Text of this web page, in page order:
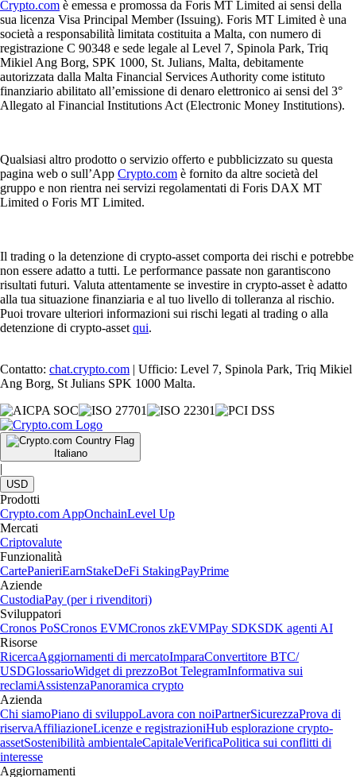
Crypto.com è emessa e promossa da Foris MT Limited ai sensi della
sua licenza Visa Principal Member (Issuing). Foris MT Limited è una
società a responsabilità limitata costituita a Malta, con numero di
registrazione C 90348 e sede legale al Level 7, Spinola Park, Triq
Mikiel Ang Borg, SPK 1000, St. Julians, Malta, debitamente
autorizzata dalla Malta Financial Services Authority come istituto
finanziario abilitato all’emissione di denaro elettronico ai sensi del 3°
Allegato al Financial Institutions Act (Electronic Money Institutions).
Qualsiasi altro prodotto o servizio offerto e pubblicizzato su questa
pagina web o sull’App Crypto.com è fornito da altre società del
gruppo e non rientra nei servizi regolamentati di Foris DAX MT
Limited o Foris MT Limited.
Il trading o la detenzione di crypto-asset comporta dei rischi e potrebbe
non essere adatto a tutti. Le performance passate non garantiscono
risultati futuri. Valuta attentamente se investire in crypto-asset è adatto
alla tua situazione finanziaria e al tuo livello di tolleranza al rischio.
Puoi trovare ulteriori informazioni sui rischi legati al trading o alla
detenzione di crypto-asset qui.
Contatto: chat.crypto.com | Ufficio: Level 7, Spinola Park, Triq Mikiel
Ang Borg, St Julians SPK 1000 Malta.
Italiano
|
USD
Prodotti
Crypto.com AppOnchainLevel Up
Mercati
Criptovalute
Funzionalità
CartePanieriEarnStakeDeFi StakingPayPrime
Aziende
CustodiaPay (per i rivenditori)
Sviluppatori
Cronos PoSCronos EVMCronos zkEVMPay SDKSDK agenti AI
Risorse
RicercaAggiornamenti di mercatoImparaConvertitore BTC/
USDGlossarioWidget di prezzoBot TelegramInformativa sui
reclamiAssistenzaPanoramica crypto
Azienda
Chi siamoPiano di sviluppoLavora con noiPartnerSicurezzaProva di
riservaAffiliazioneLicenze e registrazioniHub esplorazione crypto-
assetSostenibilità ambientaleCapitaleVerificaPolitica sui conflitti di
interesse
Aggiornamenti